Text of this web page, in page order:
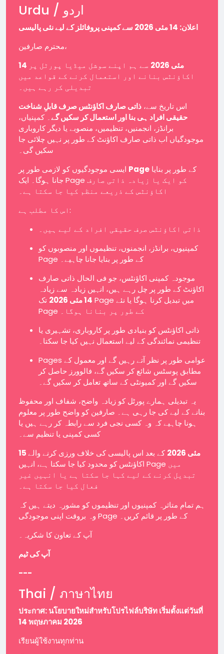
Urdu / اردو
اعلان: 14 مئی 2026 سے کمپنی پروفائلز کے لیے نئی پالیسی
محترم صارفین،
14 مئی 2026
سے ہم اپنے سوشل میڈیا پورٹل پر
اکاؤنٹس بنانے اور استعمال کرنے کے قواعد میں
تبدیلی کر رہے ہیں۔
اس تاریخ سے، ذاتی صارف اکاؤنٹس صرف قابلِ شناخت
حقیقی افراد ہی بنا اور استعمال کر سکیں گے۔ کمپنیاں،
برانڈز، انجمنیں، تنظیمیں، منصوبے یا دیگر کاروباری
موجودگیاں اب ذاتی صارف اکاؤنٹ کے طور پر نہیں چلائی جا
سکیں گی۔
Page
جانا ہوگا۔ ایک Page کو ایک یا زیادہ ذاتی صارف
اکاؤنٹس کے ذریعے منظم کیا جا سکتا ہے۔
اس کا مطلب ہے:
ذاتی اکاؤنٹس صرف حقیقی افراد کے لیے ہیں۔
کمپنیوں، برانڈز، انجمنوں، تنظیموں اور منصوبوں کو
Page کے طور پر بنایا جانا چاہیے۔
موجودہ کمپنی اکاؤنٹس، جو فی الحال ذاتی صارف
اکاؤنٹ کے طور پر چل رہے ہیں، انہیں زیادہ سے زیادہ
14 مئی 2026
تک Page میں تبدیل کرنا ہوگا یا نئے
Page کے طور پر بنانا ہوگا۔
ذاتی اکاؤنٹس کو بنیادی طور پر کاروباری، تشہیری یا
تنظیمی نمائندگی کے لیے استعمال نہیں کیا جا سکتا۔
Pages عوامی طور پر نظر آتے رہیں گے اور معمول کے
مطابق پوسٹس شائع کر سکیں گے، فالوورز حاصل کر
سکیں گے اور کمیونٹی کے ساتھ تعامل کر سکیں گے۔
یہ تبدیلی ہمارے پورٹل کو زیادہ واضح، شفاف اور محفوظ
بنانے کے لیے کی جا رہی ہے۔ صارفین کو واضح طور پر معلوم
ہونا چاہیے کہ وہ کسی نجی فرد سے رابطہ کر رہے ہیں یا
کسی کمپنی یا تنظیم سے۔
15 مئی 2026
کے بعد اس پالیسی کی خلاف ورزی کرنے والے
اکاؤنٹس کو محدود کیا جا سکتا ہے، انہیں Page میں
تبدیل کرنے کے لیے کہا جا سکتا ہے یا انہیں غیر
فعال کیا جا سکتا ہے۔
ہم تمام متاثرہ کمپنیوں اور تنظیموں کو مشورہ دیتے ہیں کہ
وہ بروقت اپنی موجودگی Page کے طور پر قائم کریں۔
آپ کے تعاون کا شکریہ۔
آپ کی ٹیم
---
Thai / ภาษาไทย
ประกาศ: นโยบายใหม่สำหรับโปรไฟล์บริษัท เริ่มตั้งแต่วันที่
14 พฤษภาคม 2026
เรียนผู้ใช้งานทุกท่าน